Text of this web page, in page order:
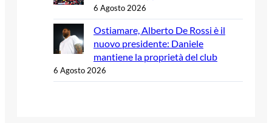
6 Agosto 2026
Ostiamare, Alberto De Rossi è il
nuovo presidente: Daniele
mantiene la proprietà del club
6 Agosto 2026